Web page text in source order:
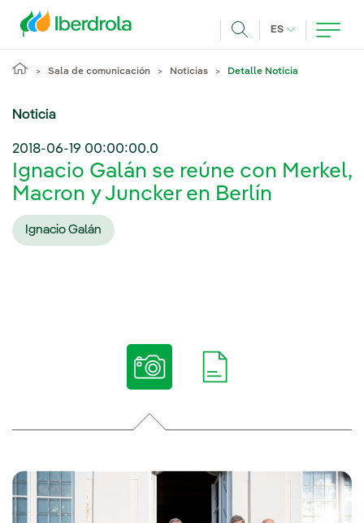
ES IDIOMA
Sala de comunicación Noticias Detalle Noticia
Noticia
2018-06-19 00:00:00.0
Ignacio Galán se reúne con Merkel,
Macron y Juncker en Berlín
Ignacio Galán